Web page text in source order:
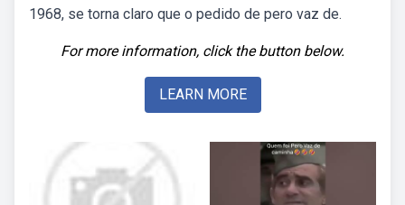
1968, se torna claro que o pedido de pero vaz de.
For more information, click the button below.
LEARN MORE